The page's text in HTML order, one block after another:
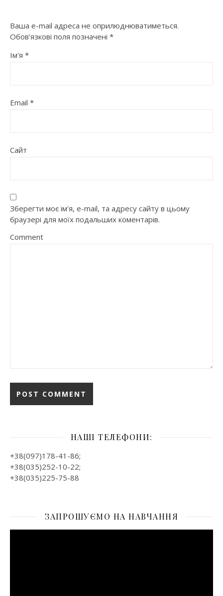
Ваша e-mail адреса не оприлюднюватиметься.
Обов’язкові поля позначені *
Ім'я *
Email *
Сайт
Зберегти моє ім'я, e-mail, та адресу сайту в цьому
браузері для моїх подальших коментарів.
Comment
НАШІ ТЕЛЕФОНИ:
+38(097)178-41-86;
+38(035)252-10-22;
+38(035)225-75-88
ЗАПРОШУЄМО НА НАВЧАННЯ
Відеопрогравач